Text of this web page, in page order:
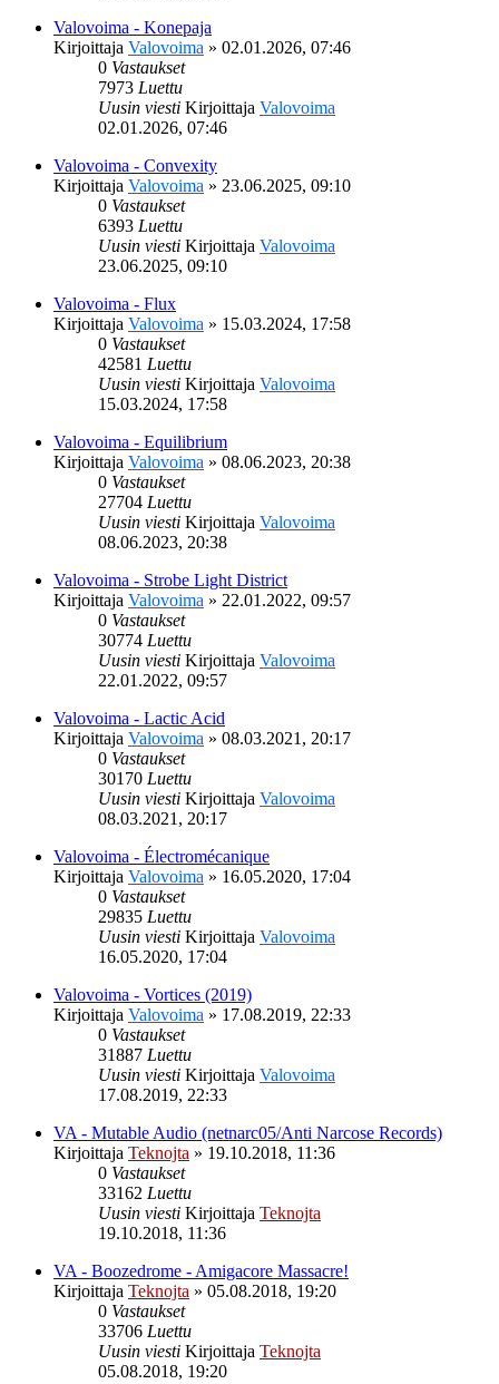
Valovoima - Konepaja
Kirjoittaja Valovoima » 02.01.2026, 07:46
0 Vastaukset
7973 Luettu
Uusin viesti Kirjoittaja Valovoima
02.01.2026, 07:46
Valovoima - Convexity
Kirjoittaja Valovoima » 23.06.2025, 09:10
0 Vastaukset
6393 Luettu
Uusin viesti Kirjoittaja Valovoima
23.06.2025, 09:10
Valovoima - Flux
Kirjoittaja Valovoima » 15.03.2024, 17:58
0 Vastaukset
42581 Luettu
Uusin viesti Kirjoittaja Valovoima
15.03.2024, 17:58
Valovoima - Equilibrium
Kirjoittaja Valovoima » 08.06.2023, 20:38
0 Vastaukset
27704 Luettu
Uusin viesti Kirjoittaja Valovoima
08.06.2023, 20:38
Valovoima - Strobe Light District
Kirjoittaja Valovoima » 22.01.2022, 09:57
0 Vastaukset
30774 Luettu
Uusin viesti Kirjoittaja Valovoima
22.01.2022, 09:57
Valovoima - Lactic Acid
Kirjoittaja Valovoima » 08.03.2021, 20:17
0 Vastaukset
30170 Luettu
Uusin viesti Kirjoittaja Valovoima
08.03.2021, 20:17
Valovoima - Électromécanique
Kirjoittaja Valovoima » 16.05.2020, 17:04
0 Vastaukset
29835 Luettu
Uusin viesti Kirjoittaja Valovoima
16.05.2020, 17:04
Valovoima - Vortices (2019)
Kirjoittaja Valovoima » 17.08.2019, 22:33
0 Vastaukset
31887 Luettu
Uusin viesti Kirjoittaja Valovoima
17.08.2019, 22:33
VA - Mutable Audio (netnarc05/Anti Narcose Records)
Kirjoittaja Teknojta » 19.10.2018, 11:36
0 Vastaukset
33162 Luettu
Uusin viesti Kirjoittaja Teknojta
19.10.2018, 11:36
VA - Boozedrome - Amigacore Massacre!
Kirjoittaja Teknojta » 05.08.2018, 19:20
0 Vastaukset
33706 Luettu
Uusin viesti Kirjoittaja Teknojta
05.08.2018, 19:20